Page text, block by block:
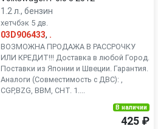
1.2 л., бензин
хетчбэк 5 дв.
03D906433, .
ВОЗМОЖНА ПРОДАЖА В РАССРОЧКУ
ИЛИ КРЕДИТ!!! Доставка в любой Город.
Поставки из Японии и Швеции. Гарантия.
Аналоги (Совместимость с ДВС): ,
CGP,BZG, BBM, CHT. 1....
В наличии
425 ₽